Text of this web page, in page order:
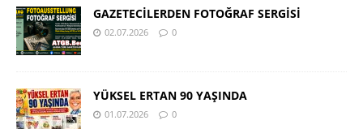
GAZETECİLERDEN FOTOĞRAF SERGİSİ
02.07.2026 0
YÜKSEL ERTAN 90 YAŞINDA
01.07.2026 0